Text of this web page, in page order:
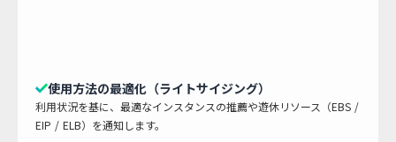
使用方法の最適化（ライトサイジング）
利用状況を基に、最適なインスタンスの推薦や遊休リソース（EBS /
EIP / ELB）を通知します。